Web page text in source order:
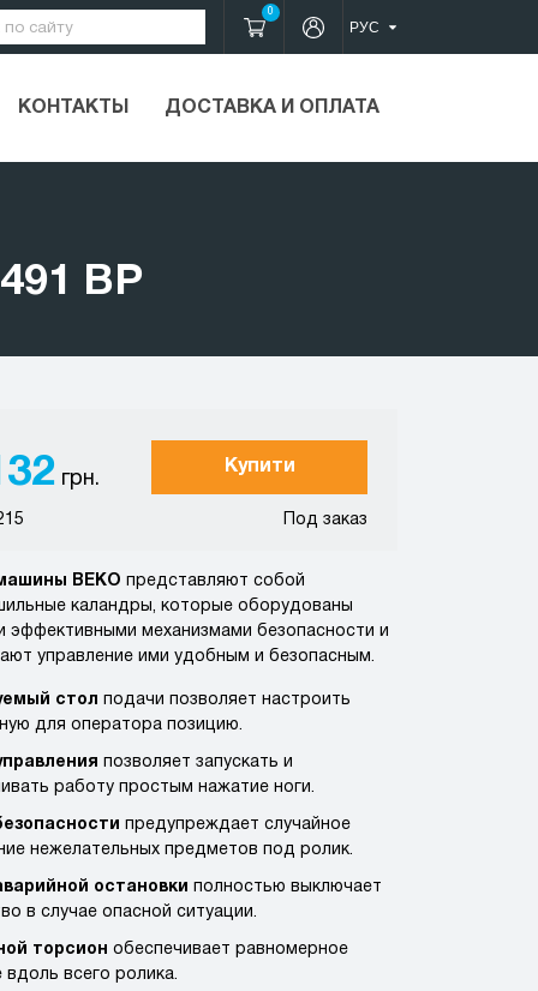
0
КОНТАКТЫ ДОСТАВКА И ОПЛАТА
BP
грн.
Купити
Под заказ
BEKO представляют собой
каландры, которые оборудованы
эффективными механизмами безопасности и
управление ими удобным и безопасным.
стол подачи позволяет настроить
для оператора позицию.
позволяет запускать и
работу простым нажатие ноги.
предупреждает случайное
нежелательных предметов под ролик.
остановки полностью выключает
в случае опасной ситуации.
торсион обеспечивает равномерное
вдоль всего ролика.